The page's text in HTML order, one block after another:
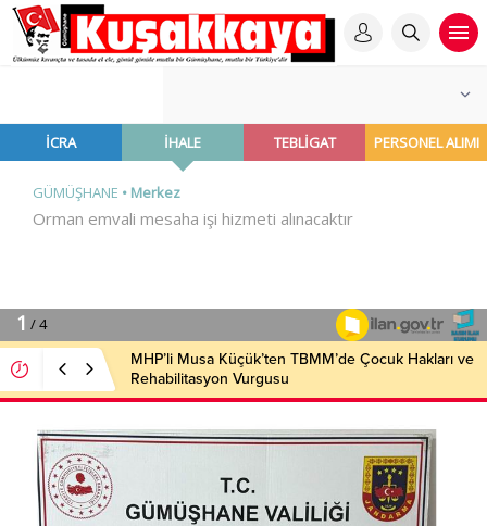
MHP’li Musa Küçük’ten TBMM’de Çocuk Hakları ve
Rehabilitasyon Vurgusu